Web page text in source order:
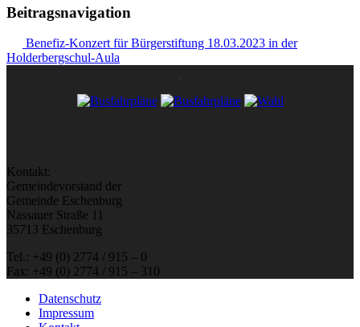
Beitragsnavigation
Benefiz-Konzert für Bürgerstiftung 18.03.2023 in der
Holderbergschul-Aula
Kontakt:
Gemeindevorstand der
Gemeinde Eschenburg
Nassauer Straße 11
35713 Eschenburg
Tel.: +49 (0) 2774 / 915 – 0
Fax: +49 (0) 2774 / 915 – 310
Datenschutz
Impressum